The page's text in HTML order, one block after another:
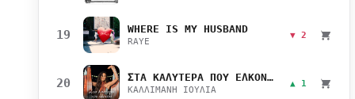
19 WHERE IS MY HUSBAND
RAYE
▼ 2
20 ΣΤΑ ΚΑΛΥΤΕΡΑ ΠΟΥ ΕΛΚΟΝΤΑΙ
ΚΑΛΛΙΜΑΝΗ ΙΟΥΛΙΑ
▲ 1